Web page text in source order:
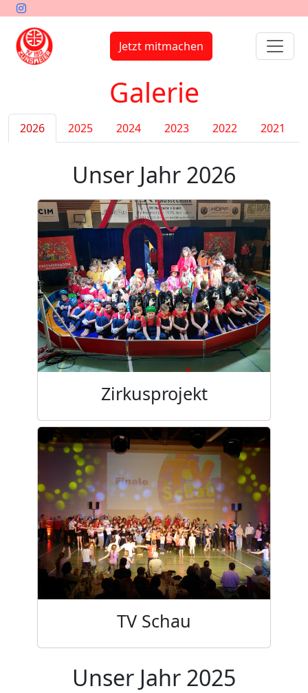
Jetzt mitmachen
Galerie
2026 2025 2024 2023 2022 2021
Unser Jahr 2026
Zirkusprojekt
TV Schau
Unser Jahr 2025